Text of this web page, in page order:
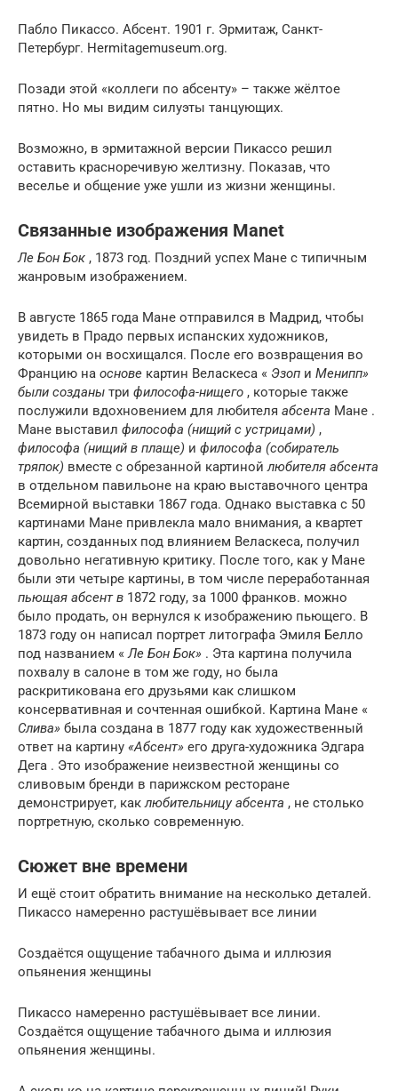
Пабло Пикассо. Абсент. 1901 г. Эрмитаж, Санкт-
Петербург. Hermitagemuseum.org.
Позади этой «коллеги по абсенту» – также жёлтое
пятно. Но мы видим силуэты танцующих.
Возможно, в эрмитажной версии Пикассо решил
оставить красноречивую желтизну. Показав, что
веселье и общение уже ушли из жизни женщины.
Связанные изображения Manet
Ле Бон Бок , 1873 год. Поздний успех Мане с типичным
жанровым изображением.
В августе 1865 года Мане отправился в Мадрид, чтобы
увидеть в Прадо первых испанских художников,
которыми он восхищался. После его возвращения во
Францию на основе картин Веласкеса « Эзоп и Менипп»
были созданы три философа-нищего , которые также
послужили вдохновением для любителя абсента Мане .
Мане выставил философа (нищий с устрицами) ,
философа (нищий в плаще) и философа (собиратель
тряпок) вместе с обрезанной картинойлюбителя абсента
в отдельном павильоне на краю выставочного центра
Всемирной выставки 1867 года. Однако выставка с 50
картинами Мане привлекла мало внимания, а квартет
картин, созданных под влиянием Веласкеса, получил
довольно негативную критику. После того, как у Мане
были эти четыре картины, в том числе переработанная
пьющая абсент в 1872 году, за 1000 франков. можно
было продать, он вернулся к изображению пьющего. В
1873 году он написал портрет литографа Эмиля Белло
под названием «Ле Бон Бок» . Эта картина получила
похвалу в салоне в том же году, но была
раскритикована его друзьями как слишком
консервативная и сочтенная ошибкой. Картина Мане «
Слива» была создана в 1877 году как художественный
ответ на картину «Абсент» его друга-художника Эдгара
Дега . Это изображение неизвестной женщины со
сливовым бренди в парижском ресторане
демонстрирует, каклюбительницу абсента , не столько
портретную, сколько современную.
Сюжет вне времени
И ещё стоит обратить внимание на несколько деталей.
Пикассо намеренно растушёвывает все линии
Создаётся ощущение табачного дыма и иллюзия
опьянения женщины
Пикассо намеренно растушёвывает все линии.
Создаётся ощущение табачного дыма и иллюзия
опьянения женщины.